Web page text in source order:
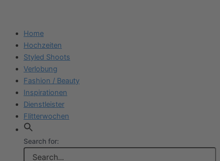
Home
Hochzeiten
Styled Shoots
Verlobung
Fashion / Beauty
Inspirationen
Dienstleister
Flitterwochen
Search for: